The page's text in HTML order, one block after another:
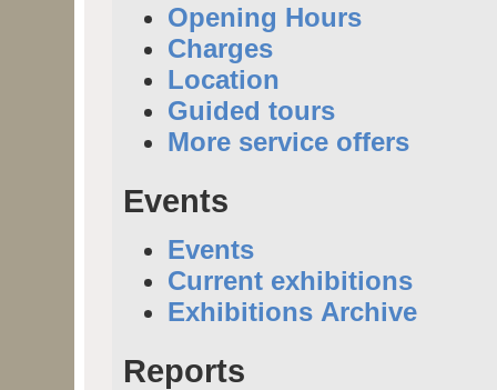
Opening Hours
Charges
Location
Guided tours
More service offers
Events
Events
Current exhibitions
Exhibitions Archive
Reports